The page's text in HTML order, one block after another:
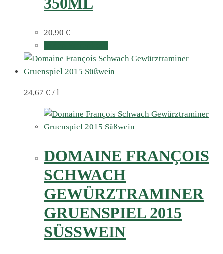
20,90 €
24,67 € / l
DOMAINE FRANÇOIS
SCHWACH
GEWÜRZTRAMINER
GRUENSPIEL 2015
SÜSSWEIN